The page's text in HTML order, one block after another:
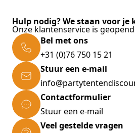
Waterafstotend
Brandvertragend
UV beschermd
Dubbelwandig op kritieke
Dakzeil standaard voorzien
klittenband voor het
zijwanden of regengoten.
1 jaar garantie op de frame
Opties :
Hulp nodig? We staan voor je
Onze klantenservice is
Bel met ons
+31 (0)76 750 15 21
Stuur een e-mail
Contactformulier
Stuur een e-mail
Veel gestelde vragen